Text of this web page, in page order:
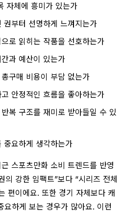
자체에 흥미가 있는가
권부터 선명하게 느껴지는가
로 읽히는 작품을 선호하는가
과 예산이 있는가
구매 비용이 부담 없는가
안정적인 흐름을 좋아하는가
복 구조를 재미로 받아들일 수 있
중요하게 생각하는가
스포츠만화 소비 트렌드를 반영
의 강한 임팩트”보다 “시리즈 전체
편이에요. 또한 경기 자체보다 캐
요하게 보는 경우가 많아요. 이런